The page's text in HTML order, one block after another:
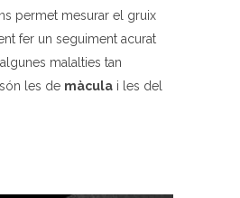
permet mesurar el gruix
fer un seguiment acurat
malalties tan
les de màcula i les del